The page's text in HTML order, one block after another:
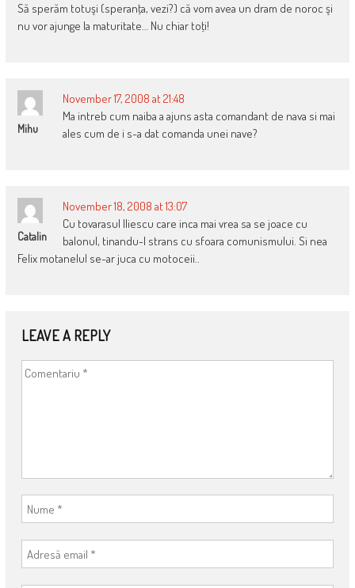
Să sperăm totuşi (speranţa, vezi?) că vom avea un dram de noroc şi
nu vor ajunge la maturitate… Nu chiar toţi!
Mihu
November 17, 2008 at 21:48
Ma intreb cum naiba a ajuns asta comandant de nava si mai
ales cum de i s-a dat comanda unei nave?
Catalin
November 18, 2008 at 13:07
Cu tovarasul Iliescu care inca mai vrea sa se joace cu
balonul, tinandu-l strans cu sfoara comunismului. Si nea
Felix motanelul se-ar juca cu motoceii..
LEAVE A REPLY